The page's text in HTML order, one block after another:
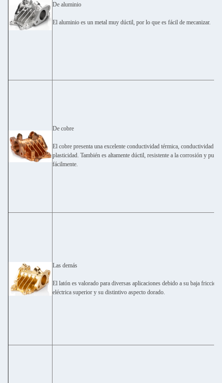
De aluminio
El aluminio es un metal muy dúctil, por lo que es fácil de mecanizar.
De cobre
El cobre presenta una excelente conductividad térmica, conductividad
plasticidad. También es altamente dúctil, resistente a la corrosión y
fácilmente.
Las demás
El latón es valorado para diversas aplicaciones debido a su baja
eléctrica superior y su distintivo aspecto dorado.